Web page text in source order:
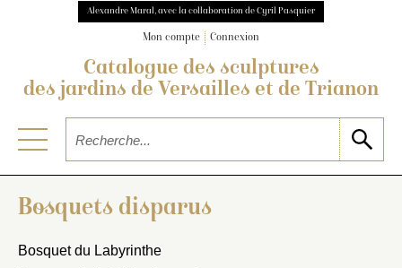
Alexandre Maral, avec la collaboration de Cyril Pasquier
Mon compte Connexion
Catalogue des sculptures
des jardins de Versailles et de Trianon
Bosquets disparus
Bosquet du Labyrinthe